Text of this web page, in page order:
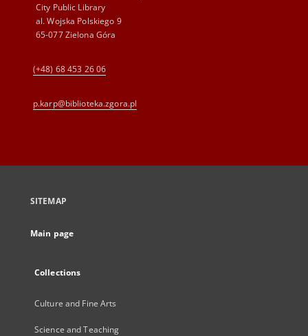
City Public Library
al. Wojska Polskiego 9
65-077 Zielona Góra
(+48) 68 453 26 06
p.karp@biblioteka.zgora.pl
SITEMAP
Main page
Collections
Culture and Fine Arts
Science and Teaching